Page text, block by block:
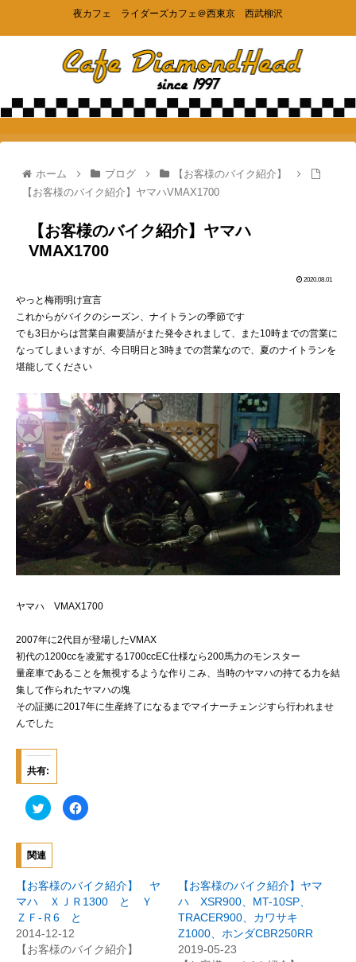
夜カフェ ライダーズカフェ＠西東京 西武柳沢
ホーム ブログ
【お客様のバイク紹介】
【お客様のバイク紹介】ヤマハVMAX1700
【お客様のバイク紹介】ヤマハ
VMAX1700
2020.08.01
やっと梅雨明け宣言
これからがバイクのシーズン、ナイトランの季節です
でも3日からは営業自粛要請がまた発令されまして、また10時までの営業に
なってしまいますが、今日明日と3時までの営業なので、夏のナイトランを
堪能してください
ヤマハ VMAX1700
2007年に2代目が登場したVMAX
初代の1200ccを凌駕する1700ccEC仕様なら200馬力のモンスター
量産車であることを無視するような作りこみ、当時のヤマハの持てる力を結
集して作られたヤマハの塊
その証拠に2017年に生産終了になるまでマイナーチェンジすら行われませ
んでした
共有:
ク
リ
し
て
T
w
i
t
r
で
共
有
(
F
a
で
共
有
す
ク
リ
関連
【お客様のバイク紹介】 ヤ
マハ ＸＪＲ1300 と Ｙ
ＺＦ-Ｒ6 と
2014-12-12
【お客様のバイク紹介】
【お客様のバイク紹介】ヤマ
ハ XSR900、MT-10SP、
TRACER900、カワサキ
Z1000、ホンダCBR250RR
2019-05-23